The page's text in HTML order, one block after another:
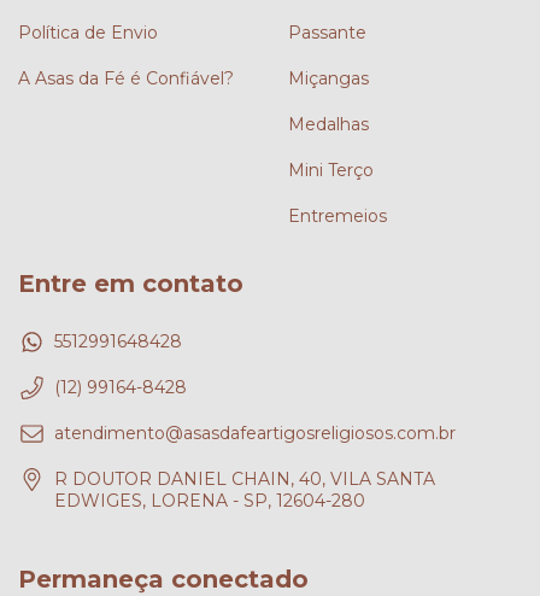
Política de Envio
A Asas da Fé é Confiável?
Passante
Miçangas
Medalhas
Mini Terço
Entremeios
Entre em contato
5512991648428
(12) 99164-8428
atendimento@asasdafeartigosreligiosos.com.br
R DOUTOR DANIEL CHAIN, 40, VILA SANTA
EDWIGES, LORENA - SP, 12604-280
Permaneça conectado